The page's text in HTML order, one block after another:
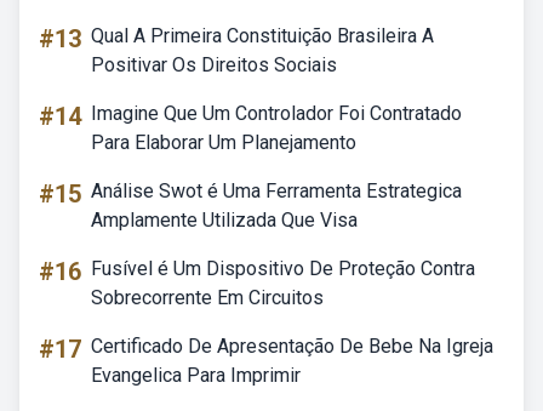
#13 Qual A Primeira Constituição Brasileira A
Positivar Os Direitos Sociais
#14 Imagine Que Um Controlador Foi Contratado
Para Elaborar Um Planejamento
#15 Análise Swot é Uma Ferramenta Estrategica
Amplamente Utilizada Que Visa
#16 Fusível é Um Dispositivo De Proteção Contra
Sobrecorrente Em Circuitos
#17 Certificado De Apresentação De Bebe Na Igreja
Evangelica Para Imprimir